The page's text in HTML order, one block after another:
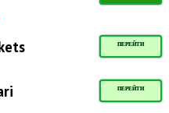
ПЕРЕЙТИ
ПЕРЕЙТИ